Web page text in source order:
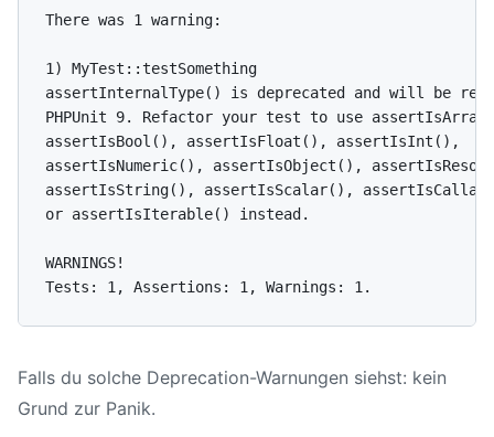
There was 1 warning:
1) MyTest::testSomething
PHPUnit 9. Refactor your test to use
assertIsBool(), assertIsFloat(), assertIsInt(),
assertIsNumeric(), assertIsObject(),
assertIsString(), assertIsScalar(),
or assertIsIterable() instead.
WARNINGS!
Falls du solche Deprecation-Warnungen siehst: kein
Grund zur Panik.